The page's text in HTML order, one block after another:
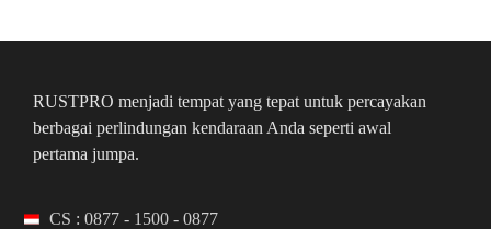
RUSTPRO menjadi tempat yang tepat untuk percayakan
berbagai perlindungan kendaraan Anda seperti awal
pertama jumpa.
CS : 0877 - 1500 - 0877